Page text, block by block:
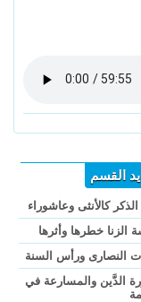
القسم
كالأنثى وعاشوراء
الزنا خطرها وأثرها
النصارى ورأس السنة
الدَّين والمسارعة في